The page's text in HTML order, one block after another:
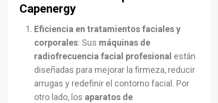
Capenergy
Eficiencia en tratamientos faciales y
corporales: Sus máquinas de
radiofrecuencia facial profesional están
diseñadas para mejorar la firmeza, reducir
arrugas y redefinir el contorno facial. Por
otro lado, los aparatos de